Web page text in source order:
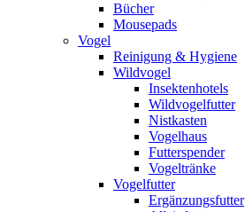
Bücher
Mousepads
Vogel
Reinigung & Hygiene
Wildvogel
Insektenhotels
Wildvogelfutter
Nistkasten
Vogelhaus
Futterspender
Vogeltränke
Vogelfutter
Ergänzungsfutter